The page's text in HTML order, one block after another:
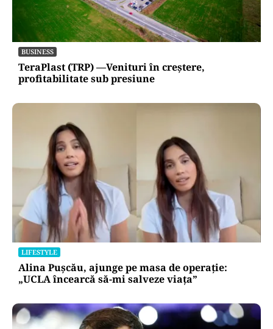
BUSINESS
TeraPlast (TRP) —Venituri în creștere,
profitabilitate sub presiune
LIFESTYLE
Alina Pușcău, ajunge pe masa de operație:
„UCLA încearcă să-mi salveze viața”